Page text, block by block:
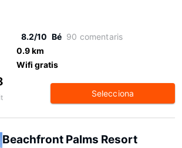
8.2/10 Bé 90 comentaris
0.9 km
Wifi gratis
Selecciona
Beachfront Palms Resort